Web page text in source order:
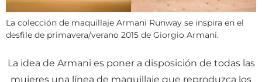
La colección de maquillaje Armani Runway se inspira en el
desfile de primavera/verano 2015 de Giorgio Armani.
La idea de Armani es poner a disposición de todas las
mujeres una línea de maquillaje que reproduzca los